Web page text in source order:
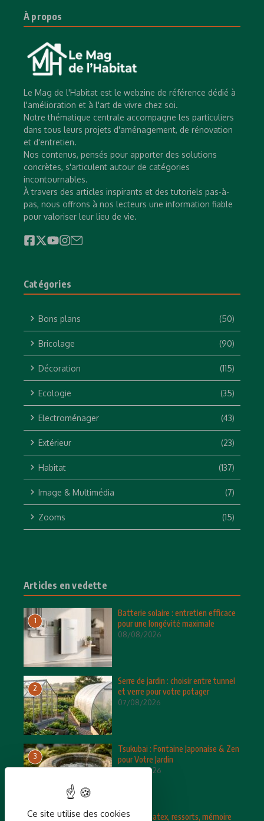
À propos
Le Mag de l'Habitat est le webzine de référence dédié à
l'amélioration et à l'art de vivre chez soi.
Notre thématique centrale accompagne les particuliers
dans tous leurs projets d'aménagement, de rénovation
et d'entretien.
Nos contenus, pensés pour apporter des solutions
concrètes, s'articulent autour de catégories
incontournables.
À travers des articles inspirants et des tutoriels pas-à-
pas, nous offrons à nos lecteurs une information fiable
pour valoriser leur lieu de vie.
Catégories
Bons plans (50)
Bricolage (90)
Décoration (115)
Ecologie (35)
Electroménager (43)
Extérieur (23)
Habitat (137)
Image & Multimédia (7)
Zooms (15)
Articles en vedette
1
Batterie solaire : entretien efficace
pour une longévité maximale
08/08/2026
2
Serre de jardin : choisir entre tunnel
et verre pour votre potager
07/08/2026
3
Tsukubai : Fontaine Japonaise & Zen
pour Votre Jardin
06/08/2026
Matelas : latex, ressorts, mémoire
Ce site utilise des cookies